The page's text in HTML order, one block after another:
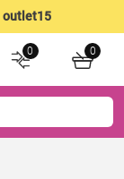
outlet15
0 0